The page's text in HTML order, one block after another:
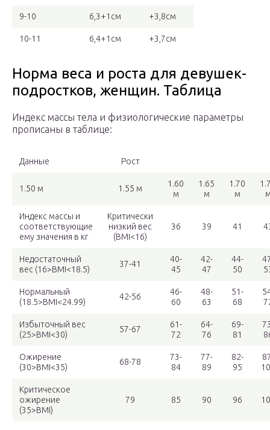
9-10 6,3+1см +3,8см
10-11 6,4+1см +3,7см
Норма веса и роста для девушек-
подростков, женщин. Таблица
Индекс массы тела и физиологические параметры
прописаны в таблице:
Данные Рост
1.50 м 1.55 м
1.60
м
1.65
м
1.70
м
Индекс массы и
соответствующие
ему значения в кг
Критически
низкий вес
(BMI<16)
36 39 41
Недостаточный
вес (16>BMI<18.5)
37-41
40-
45
42-
47
44-
50
Нормальный
(18.5>BMI<24.99)
42-56
46-
60
48-
63
51-
68
Избыточный вес
(25>BMI<30)
57-67
61-
72
64-
76
69-
81
Ожирение
(30>BMI<35)
68-78
73-
84
77-
89
82-
95
Критическое
ожирение
(35>BMI)
79 85 90 96